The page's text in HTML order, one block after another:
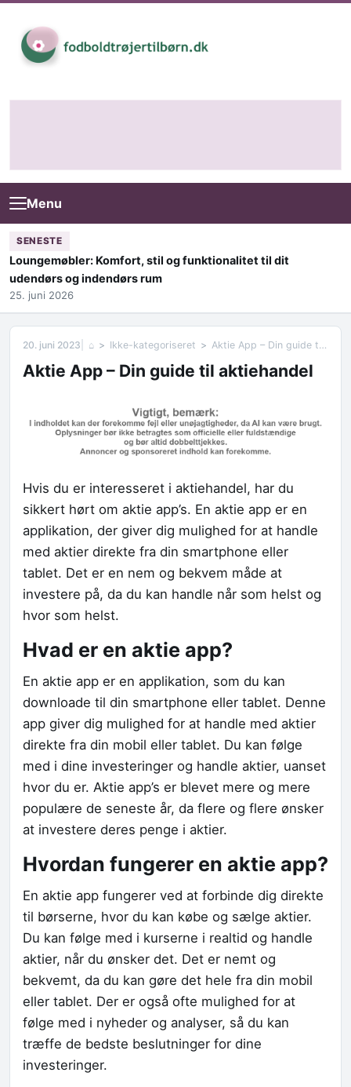
Menu
SENESTE
Loungemøbler: Komfort, stil og funktionalitet til dit
udendørs og indendørs rum
25. juni 2026
20. juni 2023 ⌂ Ikke-kategoriseret Aktie App – Din guide til aktiehandel
Aktie App – Din guide til aktiehandel
Hvis du er interesseret i aktiehandel, har du
sikkert hørt om aktie app’s. En aktie app er en
applikation, der giver dig mulighed for at handle
med aktier direkte fra din smartphone eller
tablet. Det er en nem og bekvem måde at
investere på, da du kan handle når som helst og
hvor som helst.
Hvad er en aktie app?
En aktie app er en applikation, som du kan
downloade til din smartphone eller tablet. Denne
app giver dig mulighed for at handle med aktier
direkte fra din mobil eller tablet. Du kan følge
med i dine investeringer og handle aktier, uanset
hvor du er. Aktie app’s er blevet mere og mere
populære de seneste år, da flere og flere ønsker
at investere deres penge i aktier.
Hvordan fungerer en aktie app?
En aktie app fungerer ved at forbinde dig direkte
til børserne, hvor du kan købe og sælge aktier.
Du kan følge med i kurserne i realtid og handle
aktier, når du ønsker det. Det er nemt og
bekvemt, da du kan gøre det hele fra din mobil
eller tablet. Der er også ofte mulighed for at
følge med i nyheder og analyser, så du kan
træffe de bedste beslutninger for dine
investeringer.